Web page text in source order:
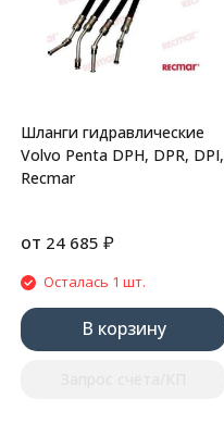
Шланги гидравлические
Volvo Penta DPH, DPR, DPI,
Recmar
от 24 685 ₽
Осталась 1 шт.
В корзину